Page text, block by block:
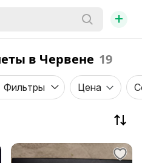
+
в Червене 19
Фильтры Цена